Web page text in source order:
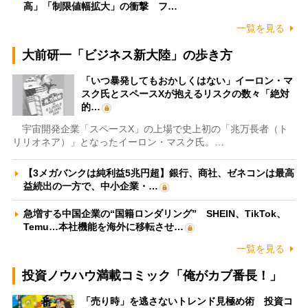
高」「制限値幅拡大」の衝撃 フ…
一覧を見る
大前研一「ビジネス新大陸」の歩き方
「いつ暴発してもおかしくはない」イーロン・マ
スク氏とスペースXが抱えるリスクの数々「絶対
的…
宇宙開発企業「スペースX」の上場で史上初の「兆万長者（ト
リリオネア）」となったイーロン・マスク氏。…
【3メガバンクは純利益5兆円超】銀行、商社、ゼネコンは最高
益続出の一方で、中小企業・…
急増する中国企業の“国籍ロンダリング” SHEIN、TikTok、
Temu…本社機能を海外に移転させ…
一覧を見る
投資ノウハウ満載コミック「俺がカブ番長！」
「売り時」を逃さないトレンド見極め術 投資コ